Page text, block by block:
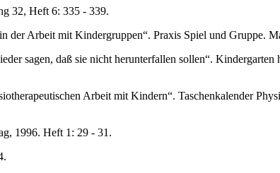
32, Heft 6: 335 - 339.
der Arbeit mit Kindergruppen“. Praxis Spiel und Gruppe.
sagen, daß sie nicht herunterfallen sollen“. Kindergarten
Arbeit mit Kindern“. Taschenkalender
1996. Heft 1: 29 - 31.